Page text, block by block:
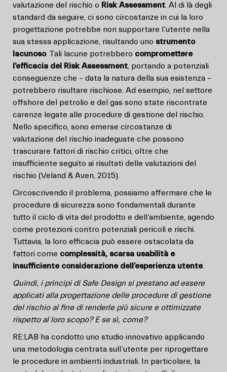
valutazione del rischio o Risk Assessment. Al di là degli
standard da seguire, ci sono circostanze in cui la loro
progettazione potrebbe non supportare l’utente nella
sua stessa applicazione, risultando uno strumento
lacunoso. Tali lacune potrebbero compromettere
l’efficacia del Risk Assessment, portando a potenziali
conseguenze che – data la natura della sua esistenza –
potrebbero risultare rischiose. Ad esempio, nel settore
offshore del petrolio e del gas sono state riscontrate
carenze legate alle procedure di gestione del rischio.
Nello specifico, sono emerse circostanze di
valutazione del rischio inadeguate che possono
trascurare fattori di rischio critici, oltre che
insufficiente seguito ai risultati delle valutazioni del
rischio (Veland & Aven, 2015).
Circoscrivendo il problema, possiamo affermare che le
procedure di sicurezza sono fondamentali durante
tutto il ciclo di vita del prodotto e dell’ambiente, agendo
come protezioni contro potenziali pericoli e rischi.
Tuttavia, la loro efficacia può essere ostacolata da
fattori come complessità, scarsa usabilità e
insufficiente considerazione dell’esperienza utente.
Quindi, i principi di Safe Design si prestano ad essere
applicati alla progettazione delle procedure di gestione
del rischio al fine di renderle più sicure e ottimizzate
rispetto al loro scopo? E se sì, come?
RE:LAB ha condotto uno studio innovativo applicando
una metodologia centrata sull’utente per riprogettare
le procedure in ambienti industriali. In particolare, la